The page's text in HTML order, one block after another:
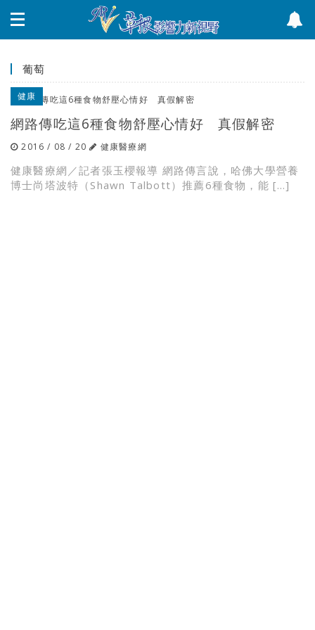
葡萄
健康
網路傳吃這6種食物舒壓心情好 真假解密
2016 / 08 / 20 健康醫療網
健康醫療網／記者張玉櫻報導 網路傳言說，哈佛大學營養
博士尚塔波特（Shawn Talbott）推薦6種食物，能 […]